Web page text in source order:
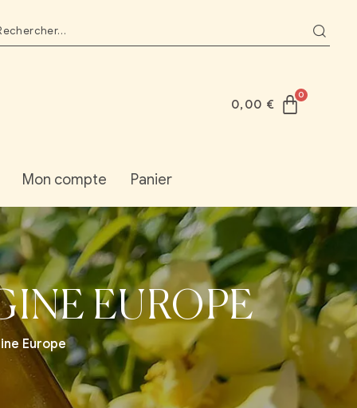
0,00 €
Mon compte Panier
EUROPE
Europe